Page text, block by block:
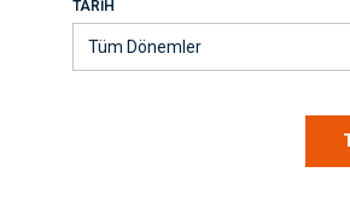
TARIH
Tüm Dönemler